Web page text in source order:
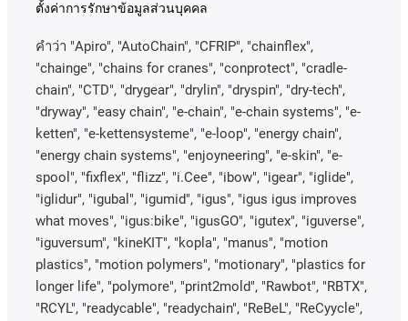
ตั้งค่าการรักษาข้อมูลส่วนบุคคล
คําว่า "Apiro", "AutoChain", "CFRIP", "chainflex",
"chainge", "chains for cranes", "conprotect", "cradle-
chain", "CTD", "drygear", "drylin", "dryspin", "dry-tech",
"dryway", "easy chain", "e-chain", "e-chain systems", "e-
ketten", "e-kettensysteme", "e-loop", "energy chain",
"energy chain systems", "enjoyneering", "e-skin", "e-
spool", "fixflex", "flizz", "i.Cee", "ibow", "igear", "iglide",
"iglidur", "igubal", "igumid", "igus", "igus igus improves
what moves", "igus:bike", "igusGO", "igutex", "iguverse",
"iguversum", "kineKIT", "kopla", "manus", "motion
plastics", "motion polymers", "motionary", "plastics for
longer life", "polymore", "print2mold", "Rawbot", "RBTX",
"RCYL", "readycable", "readychain", "ReBeL", "ReCyycle",